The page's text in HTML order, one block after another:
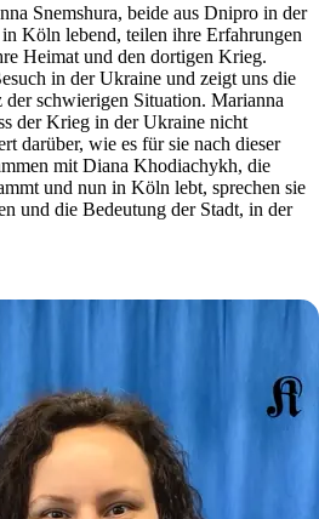
Snemshura, beide aus Dnipro in der
Köln lebend, teilen ihre Erfahrungen
Heimat und den dortigen Krieg.
in der Ukraine und zeigt uns die
der schwierigen Situation. Marianna
der Krieg in der Ukraine nicht
darüber, wie es für sie nach dieser
mit Diana Khodiachykh, die
und nun in Köln lebt, sprechen sie
und die Bedeutung der Stadt, in der